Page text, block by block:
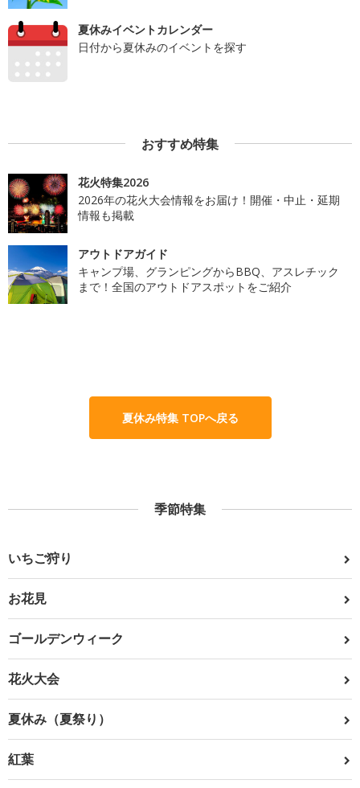
夏休みイベントカレンダー
日付から夏休みのイベントを探す
おすすめ特集
花火特集2026
2026年の花火大会情報をお届け！開催・中止・延期
情報も掲載
アウトドアガイド
キャンプ場、グランピングからBBQ、アスレチック
まで！全国のアウトドアスポットをご紹介
夏休み特集 TOPへ戻る
季節特集
いちご狩り
お花見
ゴールデンウィーク
花火大会
夏休み（夏祭り）
紅葉